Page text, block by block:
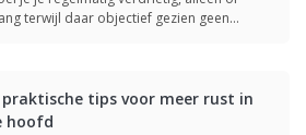
terwijl daar objectief gezien geen…
praktische tips voor meer rust in
hoofd